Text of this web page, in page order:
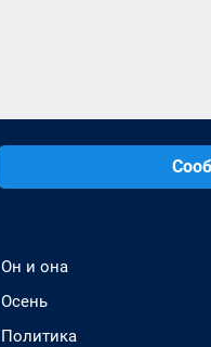
Он и она
Осень
Политика